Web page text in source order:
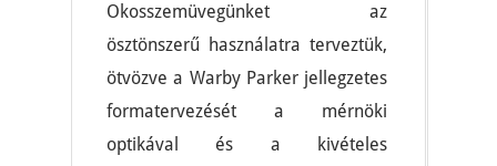
Okosszemüvegünket az
ösztönszerű használatra terveztük,
ötvözve a Warby Parker jellegzetes
formatervezését a mérnöki
optikával és a kivételes